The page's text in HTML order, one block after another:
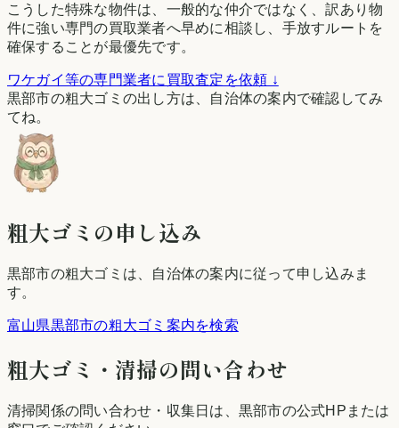
こうした特殊な物件は、一般的な仲介ではなく、訳あり物
件に強い専門の買取業者へ早めに相談し、手放すルートを
確保することが最優先です。
ワケガイ等の専門業者に買取査定を依頼 ↓
黒部市の粗大ゴミの出し方は、自治体の案内で確認してみ
てね。
粗大ゴミの申し込み
黒部市の粗大ゴミは、自治体の案内に従って申し込みま
す。
富山県黒部市の粗大ゴミ案内を検索
粗大ゴミ・清掃の問い合わせ
清掃関係の問い合わせ・収集日は、 黒部市の公式HPまたは